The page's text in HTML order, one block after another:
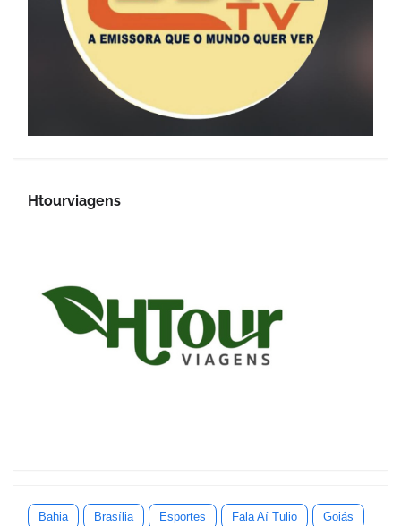
Htourviagens
Bahia Brasília Esportes Fala Aí Tulio Goiás